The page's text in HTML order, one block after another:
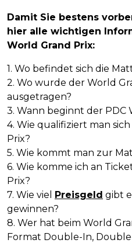
Damit Sie bestens
hier alle wichtigen
World Grand Prix:
1. Wo befindet sich die
2. Wo wurde der World
ausgetragen?
3. Wann beginnt der PDC
4. Wie qualifiziert man
Prix?
5. Wie kommt man zur
6. Wie komme ich an
Prix?
7. Wie viel Preisgeld gibt
gewinnen?
8. Wer hat beim World
Format Double-In,